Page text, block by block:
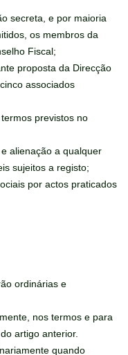
secreta, e por maioria
os membros da
Fiscal;
proposta da Direcção
associados
previstos no
alienação a qualquer
sujeitos a registo;
por actos praticados
ordinárias e
nos termos e para
artigo anterior.
quando